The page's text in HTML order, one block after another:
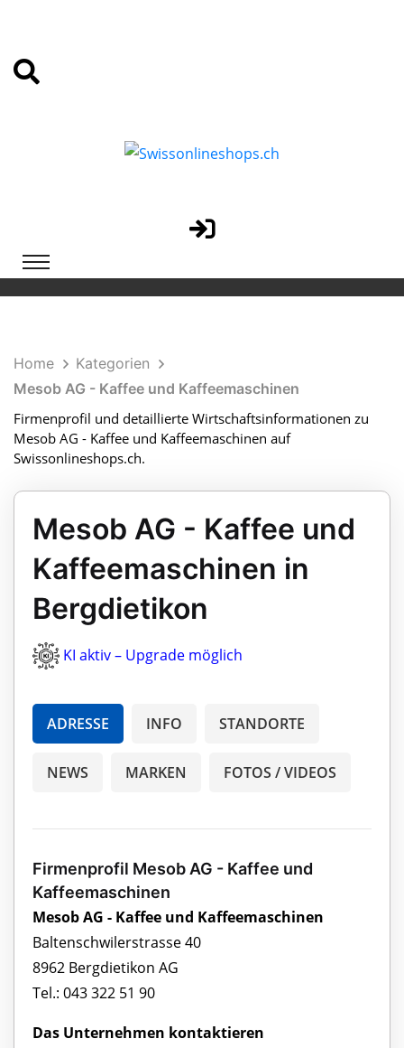
Home
Kategorien
Mesob AG - Kaffee und Kaffeemaschinen
Firmenprofil und detaillierte Wirtschaftsinformationen zu
Mesob AG - Kaffee und Kaffeemaschinen auf
Swissonlineshops.ch.
Mesob AG - Kaffee und
Kaffeemaschinen in
Bergdietikon
KI aktiv – Upgrade möglich
ADRESSE INFO STANDORTE
NEWS MARKEN FOTOS / VIDEOS
Firmenprofil Mesob AG - Kaffee und
Kaffeemaschinen
Mesob AG - Kaffee und Kaffeemaschinen
Baltenschwilerstrasse 40
8962 Bergdietikon AG
Tel.: 043 322 51 90
Das Unternehmen kontaktieren